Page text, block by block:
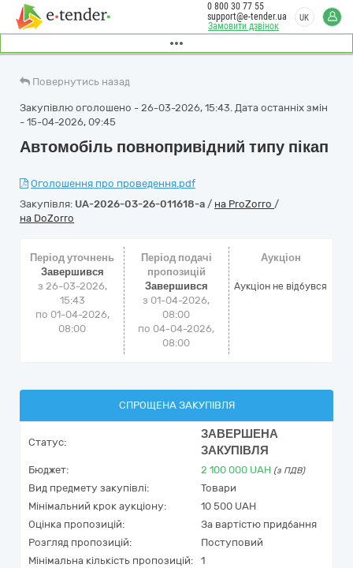
Замовити дзвінок
0 800 30 77 55
support@e-tender.ua
UK
Повернутись назад
Закупівлю оголошено - 26-03-2026, 15:43. Дата останніх змін
- 15-04-2026, 09:45
Автомобіль повнопривідний типу пікап
Оголошення про проведення.pdf
Закупівля: UA-2026-03-26-011618-a / на ProZorro /
на DoZorro
Період уточнень
Завершився
з 26-03-2026,
15:43
по 01-04-2026,
08:00
Період подачі
пропозицій
Завершився
з 01-04-2026,
08:00
по 04-04-2026,
08:00
Аукціон
Аукціон не відбувся
СПРОЩЕНА ЗАКУПІВЛЯ
Статус:
ЗАВЕРШЕНА
ЗАКУПІВЛЯ
Бюджет: 2 100 000 UAH (з ПДВ)
Вид предмету закупівлі:
Товари
Мінімальний крок аукціону:
10 500 UAH
Оцінка пропозицій:
За вартістю придбання
Розгляд пропозицій:
Поступовий
Мінімальна кількість пропозицій:
1